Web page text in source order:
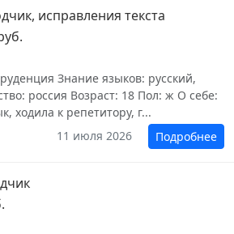
исправления текста
Знание языков: русский,
россия Возраст: 18 Пол: ж О себе:
ходила к репетитору, г...
11 июля 2026
Подробнее